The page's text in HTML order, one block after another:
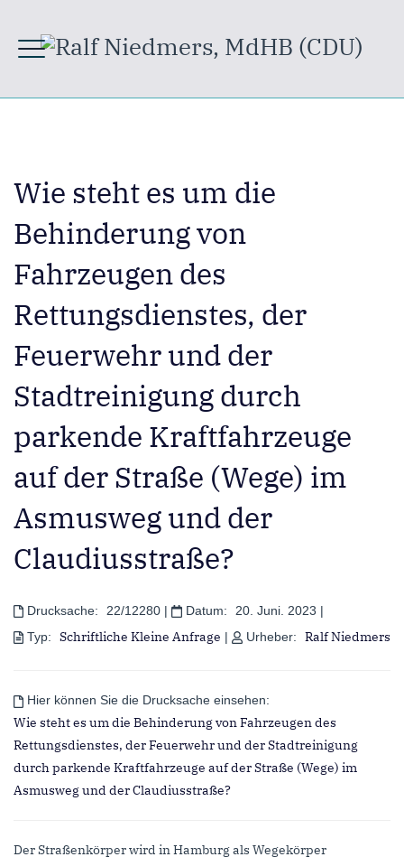
Wie steht es um die
Behinderung von
Fahrzeugen des
Rettungsdienstes, der
Feuerwehr und der
Stadtreinigung durch
parkende Kraftfahrzeuge
auf der Straße (Wege) im
Asmusweg und der
Claudiusstraße?
Drucksache: 22/12280 | Datum: 20. Juni. 2023 |
Typ:
Schriftliche Kleine Anfrage | Urheber: Ralf Niedmers
Hier können Sie die Drucksache einsehen:
Wie steht es um die Behinderung von Fahrzeugen des
Rettungsdienstes, der Feuerwehr und der Stadtreinigung
durch parkende Kraftfahrzeuge auf der Straße (Wege) im
Asmusweg und der Claudiusstraße?
Der Straßenkörper wird in Hamburg als Wegekörper